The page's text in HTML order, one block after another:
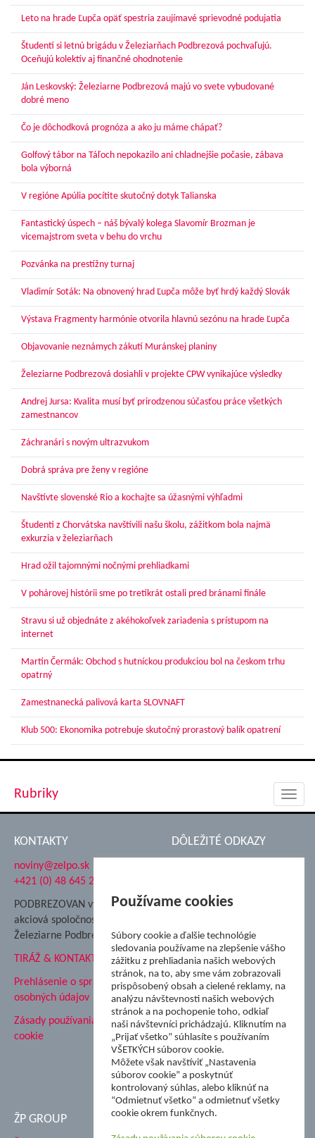
Leto na hrade Ľupča opäť spestria zaujímavé sprievodné podujatia
Študenti si letnú brigádu v Železiarňach Podbrezová pochvaľujú.
Oceňujú kolektív aj finančné ohodnotenie
Ján Leskovský: Železiarne Podbrezová majú vo svete vybudované
dobré meno
Čo je dôchodková prognóza a ako ju máme chápať?
Golfový tábor na Táľoch nepokazilo ani chladnejšie počasie, zábava
bola výborná
V regióne Apúlia pocítite skutočný dotyk Talianska
Fantastický úspech – náš bývalý kolega Slavomír Brozman je
vicemajstrom sveta v behu do vrchu
Pozvánka na prestížny turnaj
Vladimír Soták: Na obnovený hrad Ľupča môže byť hrdý každý Slovák
Výstava Fragmenty harmónie otvorila hlavnú sezónu na hrade Ľupča
Objavovanie neznámych zákutí Muránskej planiny
Železiarne Podbrezová dosiahli v projekte CPW vynikajúce výsledky
Andrej Jursa: Kvalita musí byť prirodzenou súčasťou práce všetkých
zamestnancov
Záchranári s novým ultrazvukom
Dobrá správa pre ženy v regióne
Navštívte slovenské Rio a kochajte sa úžasnými výhľadmi
Študenti z Chorvátska navštívili našu školu, zážitkom bola najmä
exkurzia v železiarňach
Hrad ožil tajomnými nočnými prehliadkami
V pohárovej histórii sme po tretíkrát ostali pred bránami finále
Stravu si už objednáte z akéhokoľvek zariadenia s prístupom na
internet
Martin Čermák: Obchod s hutníckou produkciou bol na českom trhu
opatrný
Zamestnanecká palivová karta SLOVNAFT
Klub 500: Ekonomika potrebuje skutočný prorastový balík opatrení
Rubriky
KONTAKTY
noviny@zelpo.sk
+421 (0) 48 645 2711
PODBREZOVAN vydáva
akciová spoločnosť
Železiarne Podbrezová
TIRÁŽ & KONTAKT
Prehlásenie o spracovaní
osobných údajov
Zásady používania súborov
cookie
DÔLEŽITÉ ODKAZY
Nadácia Železiarne
ŽP Informatika s.r.o.
ŠK Železiarne Podbrezová
Tále a.s.
ŽP GROUP
Používame cookies
Súbory cookie a ďalšie technológie
sledovania používame na zlepšenie vášho
zážitku z prehliadania našich webových
stránok, na to, aby sme vám zobrazovali
prispôsobený obsah a cielené reklamy, na
analýzu návštevnosti našich webových
stránok a na pochopenie toho, odkiaľ
naši návštevníci prichádzajú. Kliknutím na
„Prijať všetko” súhlasíte s používaním
VŠETKÝCH súborov cookie.
Môžete však navštíviť „Nastavenia
súborov cookie” a poskytnúť
kontrolovaný súhlas, alebo kliknúť na
“Odmietnuť všetko” a odmietnuť všetky
cookie okrem funkčnych.